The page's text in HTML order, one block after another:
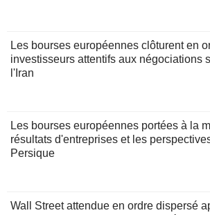
Les bourses européennes clôturent en
investisseurs attentifs aux négociations
l'Iran
Les bourses européennes portées à la
résultats d'entreprises et les
Persique
Wall Street attendue en ordre dispersé